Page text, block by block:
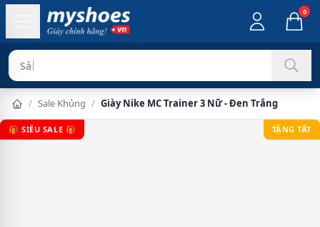
0
Sản phẩm chí
/ Sale Khủng / Giày Nike MC Trainer 3 Nữ - Đen Trắng
🎁 SIÊU SALE 🎁 TẶNG TẤT